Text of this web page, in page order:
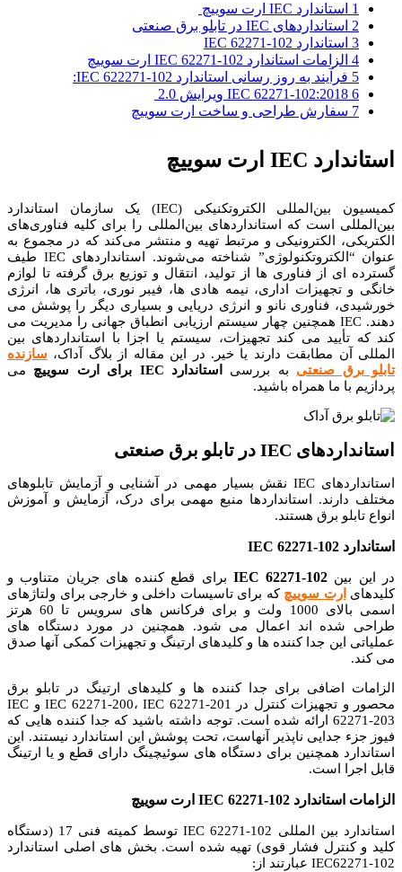
1 استاندارد IEC ارت سوییچ
2 استانداردهای IEC در تابلو برق صنعتی
3 استاندارد IEC 62271-102
4 الزامات استاندارد IEC 62271-102 ارت سوییچ
5 فرآیند به روز رسانی استاندارد IEC 622271-102:
6 IEC 62271-102:2018 ویرایش 2.0
7 سفارش طراحی و ساخت ارت سوییچ
استاندارد IEC ارت سوییچ
کمیسیون بین‌المللی الکتروتکنیکی (IEC) یک سازمان استاندارد
بین‌المللی است که استانداردهای بین‌المللی را برای کلیه فناوری‌های
الکتریکی، الکترونیکی و مرتبط تهیه و منتشر می‌کند که در مجموع به
عنوان “الکتروتکنولوژی” شناخته می‌شوند. استانداردهای IEC طیف
گسترده ای از فناوری ها از تولید، انتقال و توزیع برق گرفته تا لوازم
خانگی و تجهیزات اداری، نیمه هادی ها، فیبر نوری، باتری ها، انرژی
خورشیدی، فناوری نانو و انرژی دریایی و بسیاری دیگر را پوشش می
دهند. IEC همچنین چهار سیستم ارزیابی انطباق جهانی را مدیریت می
کند که تأیید می کند تجهیزات، سیستم یا اجزا با استانداردهای بین
المللی آن مطابقت دارند یا خیر. در این مقاله از بلاگ آداک، سازنده
تابلو برق صنعتی به بررسی استاندارد IEC برای ارت سوییچ
می
پردازیم با ما همراه باشید.
استانداردهای IEC در تابلو برق صنعتی
استانداردهای IEC نقش بسیار مهمی در آشنایی و آزمایش تابلوهای
مختلف دارند.
استانداردها منبع مهمی برای درک، آزمایش و آموزش
انواع تابلو برق هستند.
استاندارد IEC 62271-102
در این بین IEC 62271-102 برای قطع کننده های جریان متناوب و
کلیدهای ارت سوییچ که برای تاسیسات داخلی و خارجی برای ولتاژهای
اسمی بالای 1000 ولت و برای فرکانس های سرویس تا 60 هرتز
طراحی شده اند اعمال می شود. همچنین در مورد دستگاه های
عملیاتی این جدا کننده ها و کلیدهای ارتینگ و تجهیزات کمکی آنها صدق
می کند.
الزامات اضافی برای جدا کننده ها و کلیدهای ارتینگ در تابلو برق
محصور و
تجهیزات کنترل در IEC 62271-200، IEC 62271-201 و IEC
62271-203 ارائه شده است.
توجه داشته باشید که جدا کننده هایی که
فیوز جزء جدایی ناپذیر آنهاست، تحت پوشش این استاندارد نیستند.
این
استاندارد همچنین برای دستگاه های سوئیچینگ دارای قطع و یا ارتینگ
قابل اجرا است.
الزامات استاندارد IEC 62271-102 ارت سوییچ
استاندارد بین المللی IEC 62271-102 توسط کمیته فنی 17 (دستگاه
کلید و کنترل فشار قوی) تهیه شده است. بخش های اصلی استاندارد
IEC62271-102 عبارتند از: